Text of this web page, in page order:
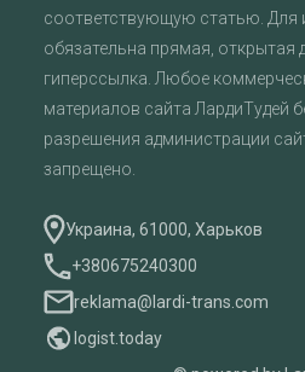
соответствующую статью. Для
обязательна прямая, открытая
гиперссылка. Любое
материалов сайта ЛардиТудей
разрешения администрации
запрещено.
Украина, 61000, Харьков
+380675240300
reklama@lardi-trans.com
logist.today